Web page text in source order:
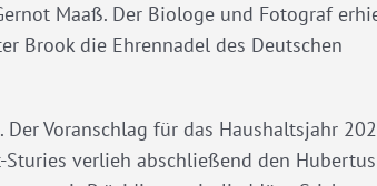
Maaß. Der Biologe und Fotograf
Brook die Ehrennadel des Deutschen
Voranschlag für das Haushaltsjahr
verlieh abschließend den Hubertus